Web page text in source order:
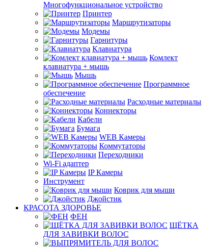
Многофункциональное устройство
Принтер
Маршрутизаторы
Модемы
Гарнитуры
Клавиатура
Комлект
клавиатура + мышь
Мышь
Программное
обеспечение
Расходные материалы
Коннекторы
Кабели
Бумага
WEB Камеры
Коммутаторы
Переходники
Wi-Fi адаптер
IP Камеры
Инструмент
Коврик для мыши
Джойстик
КРАСОТА ЗДОРОВЬЕ
ФЕН
ЩЁТКА
ДЛЯ ЗАВИВКИ ВОЛОС